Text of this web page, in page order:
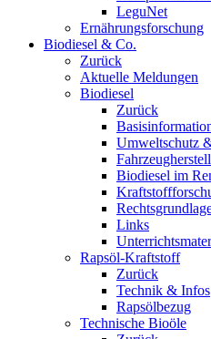
LeguNet
Ernährungsforschung
Biodiesel & Co.
Zurück
Aktuelle Meldungen
Biodiesel
Zurück
Umweltschutz
Biodiesel im
Links
Rapsöl-Kraftstoff
Zurück
Technik & Infos
Rapsölbezug
Technische Bioöle